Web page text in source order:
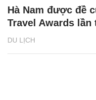
DU LỊCH
Hà Nam được đề
Travel Awards lần